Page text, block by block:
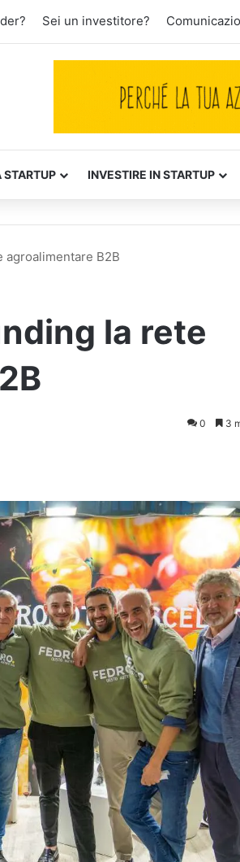
Sei un investitore?
STARTUP INVESTIRE IN STARTUP
agroalimentare B2B
la rete
0 3